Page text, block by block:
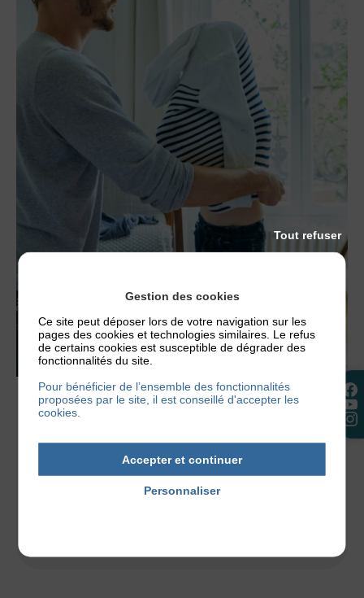
NOS CONSEILS
L’ECZÉMA
Comment choisir des vêtements avec de l’eczéma
ou lorsque votre enfant est atopique ? C’est
Gestion des cookies
Ce site peut déposer lors de votre navigation sur les
pages des cookies et technologies similaires. Le refus
de certains cookies est susceptible de dégrader des
fonctionnalités du site.
Pour bénéficier de l’ensemble des fonctionnalités
proposées par le site, il est conseillé d'accepter les
cookies.
Accepter et continuer
Tout refuser
Personnaliser